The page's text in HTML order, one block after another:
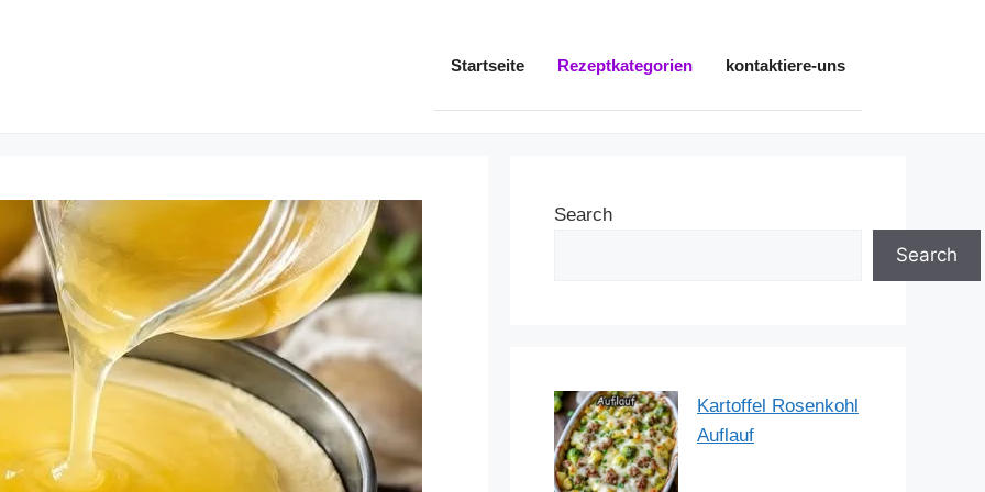
Startseite Rezeptkategorien kontaktiere-uns
Search
Search
Kartoffel Rosenkohl
Auflauf